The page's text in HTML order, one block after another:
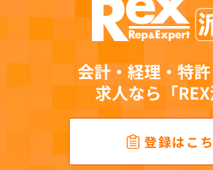
職業安定法等関連法令に定めのある手続への対応
絡、求人案件の紹介、求人者への提供、求職者に
提供、当該業務提携先へ提携に要する情報掲載サ
件の管理、有料職業紹介事業に関連する情報提供
て、その範囲内で利用します。
(2)人材派遣事業において提供を受けた個人情報
労働者派遣法等関連法令に定めのある手続きへの
び登録手続き、仕事紹介、仕事に関するご連絡、
（社会保険手続、福利厚生、給与支払、研修受講
会計・経理・特
求人なら「REX
登録はこ